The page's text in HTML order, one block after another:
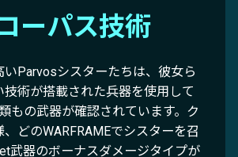
ーパス技術
いParvosシスターたちは、彼女ら
技術が搭載された兵器を使用して
もの武器が確認されています。ク
どのWARFRAMEでシスターを召
武器のボーナスダメージタイプが